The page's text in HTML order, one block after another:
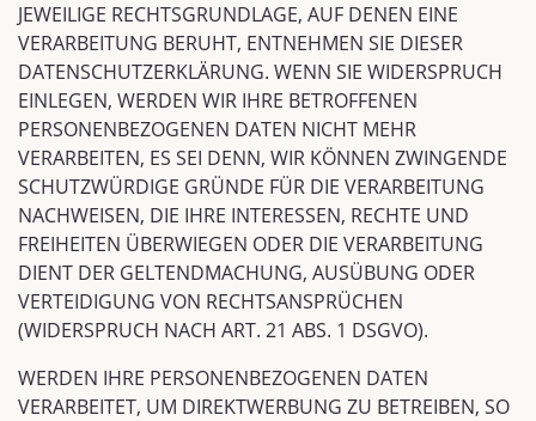
JEWEILIGE RECHTSGRUNDLAGE, AUF DENEN EINE
VERARBEITUNG BERUHT, ENTNEHMEN SIE DIESER
DATENSCHUTZERKLÄRUNG. WENN SIE WIDERSPRUCH
EINLEGEN, WERDEN WIR IHRE BETROFFENEN
PERSONENBEZOGENEN DATEN NICHT MEHR
VERARBEITEN, ES SEI DENN, WIR KÖNNEN ZWINGENDE
SCHUTZWÜRDIGE GRÜNDE FÜR DIE VERARBEITUNG
NACHWEISEN, DIE IHRE INTERESSEN, RECHTE UND
FREIHEITEN ÜBERWIEGEN ODER DIE VERARBEITUNG
DIENT DER GELTENDMACHUNG, AUSÜBUNG ODER
VERTEIDIGUNG VON RECHTSANSPRÜCHEN
(WIDERSPRUCH NACH ART. 21 ABS. 1 DSGVO).
WERDEN IHRE PERSONENBEZOGENEN DATEN
VERARBEITET, UM DIREKTWERBUNG ZU BETREIBEN, SO